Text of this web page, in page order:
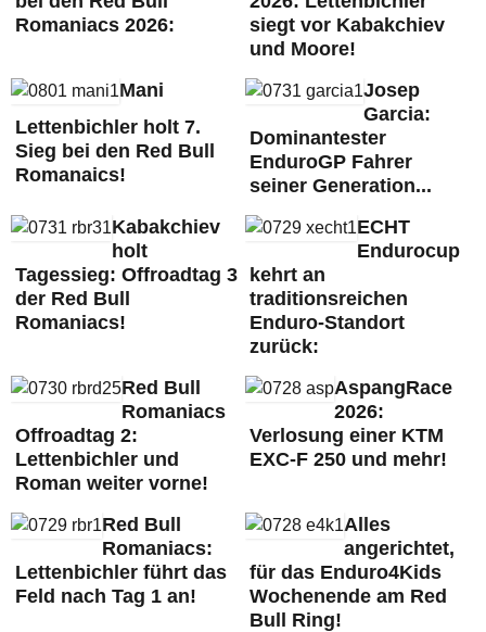
Romaniacs 2026:
siegt vor Kabakchiev
und Moore!
Mani
Lettenbichler holt 7.
Sieg bei den Red Bull
Romanaics!
Josep
Garcia:
Dominantester
EnduroGP Fahrer
seiner Generation...
Kabakchiev
holt
Tagessieg: Offroadtag 3
der Red Bull
Romaniacs!
ECHT
Endurocup
kehrt an
traditionsreichen
Enduro-Standort
zurück:
Red Bull
Romaniacs
Offroadtag 2:
Lettenbichler und
Roman weiter vorne!
AspangRace
2026:
Verlosung einer KTM
EXC-F 250 und mehr!
Red Bull
Romaniacs:
Lettenbichler führt das
Feld nach Tag 1 an!
Alles
angerichtet,
für das Enduro4Kids
Wochenende am Red
Bull Ring!